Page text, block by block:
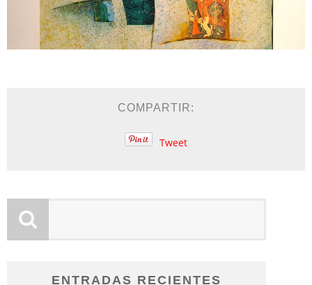
COMPARTIR:
Tweet
ENTRADAS RECIENTES